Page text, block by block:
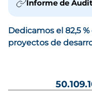
Informe de
Dedicamos el 82,5
proyectos de